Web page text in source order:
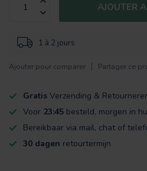
AJOUTER
1 à 2 jours
Ajouter pour comparer Partager ce
Gratis Verzending &
Voor 23:45 besteld, morgen in
Bereikbaar via mail, chat of
30 dagen retourtermijn